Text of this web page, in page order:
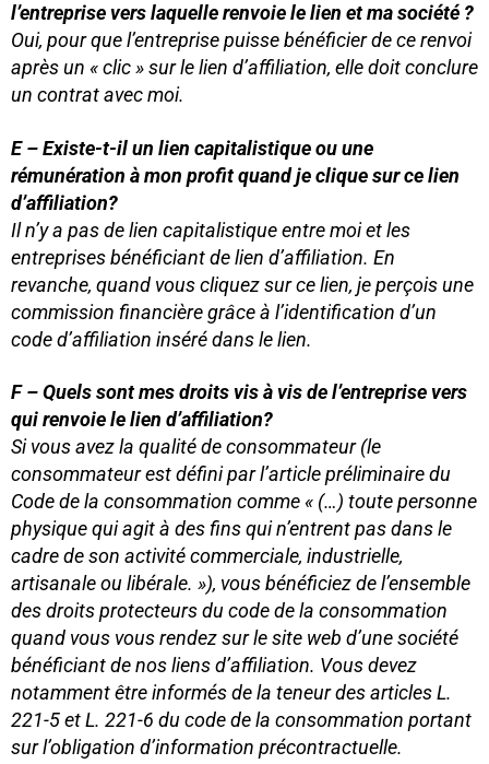
l’entreprise vers laquelle renvoie le lien et ma société ?
Oui, pour que l’entreprise puisse bénéficier de ce renvoi
après un « clic » sur le lien d’affiliation, elle doit conclure
un contrat avec moi.
E – Existe-t-il un lien capitalistique ou une
rémunération à mon profit quand je clique sur ce lien
d’affiliation?
Il n’y a pas de lien capitalistique entre moi et les
entreprises bénéficiant de lien d’affiliation. En
revanche, quand vous cliquez sur ce lien, je perçois une
commission financière grâce à l’identification d’un
code d’affiliation inséré dans le lien.
F – Quels sont mes droits vis à vis de l’entreprise vers
qui renvoie le lien d’affiliation?
Si vous avez la qualité de consommateur (le
consommateur est défini par l’article préliminaire du
Code de la consommation comme « (…) toute personne
physique qui agit à des fins qui n’entrent pas dans le
cadre de son activité commerciale, industrielle,
artisanale ou libérale. »), vous bénéficiez de l’ensemble
des droits protecteurs du code de la consommation
quand vous vous rendez sur le site web d’une société
bénéficiant de nos liens d’affiliation. Vous devez
notamment être informés de la teneur des articles L.
221-5 et L. 221-6 du code de la consommation portant
sur l’obligation d’information précontractuelle.